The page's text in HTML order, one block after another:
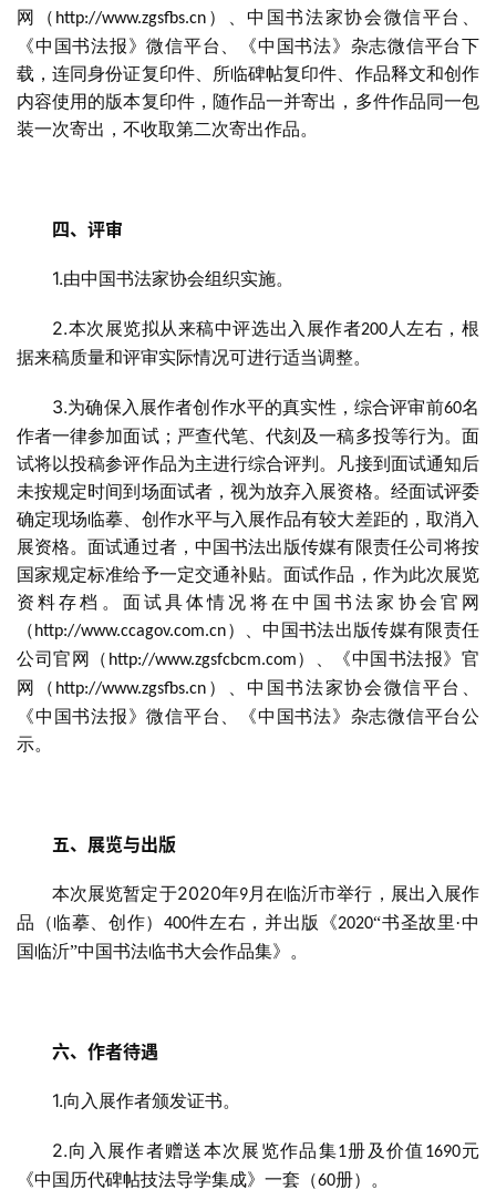
书
法
征
稿
书
砚
边
夜
话
美
术
图
库
容
繁
體
网（ http://www.zgsfbs.cn ）、中国书法家协会微信平台、
《中国书法报》微信平台、《中国书法》杂志微信平台下
载，连同身份证复印件、所临碑帖复印件、作品释文和创作
内容使用的版本复印件，随作品一并寄出，多件作品同一包
装一次寄出，不收取第二次寄出作品。
四、评审
1.由中国书法家协会组织实施。
2.本次展览拟从来稿中评选出入展作者200 人左右，根
据来稿质量和评审实际情况可进行适当调整。
3.为确保入展作者创作水平的真实性，综合评审前60名
作者一律参加面试；严查代笔、代刻及一稿多投等行为。面
试将以投稿参评作品为主进行综合评判。凡接到面试通知后
未按规定时间到场面试者，视为放弃入展资格。经面试评委
确定现场临摹、创作水平与入展作品有较大差距的，取消入
展资格。面试通过者，中国书法出版传媒有限责任公司将按
国家规定标准给予一定交通补贴。面试作品，作为此次展览
资料存档。面试具体情况将在中国书法家协会官网
（ http://www.ccagov.com.cn）、中国书法出版传媒有限责任
公司官网（ http://www.zgsfcbcm.com）、《中国书法报》官
网（ http://www.zgsfbs.cn ）、中国书法家协会微信平台、
《中国书法报》微信平台、《中国书法》杂志微信平台公
示。
五、展览与出版
本次展览暂定于2020年9月在临沂市举行，展出入展作
品（临摹、创作） 400件左右，并出版《2020“书圣故里·中
国临沂”中国书法临书大会作品集》。
六、作者待遇
1.向入展作者颁发证书。
2.向入展作者赠送本次展览作品集1册及价值 1690元
《中国历代碑帖技法导学集成》一套（60册）。